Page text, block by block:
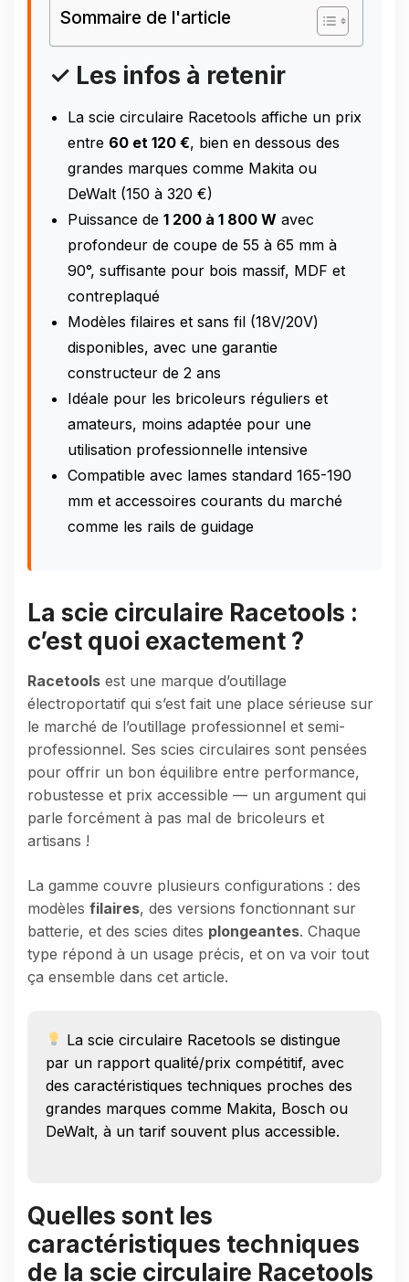
Sommaire de l'article
✓ Les infos à retenir
La scie circulaire Racetools affiche un prix
entre 60 et 120 €, bien en dessous des
grandes marques comme Makita ou
DeWalt (150 à 320 €)
Puissance de 1 200 à 1 800 W avec
profondeur de coupe de 55 à 65 mm à
90°, suffisante pour bois massif, MDF et
contreplaqué
Modèles filaires et sans fil (18V/20V)
disponibles, avec une garantie
constructeur de 2 ans
Idéale pour les bricoleurs réguliers et
amateurs, moins adaptée pour une
utilisation professionnelle intensive
Compatible avec lames standard 165-190
mm et accessoires courants du marché
comme les rails de guidage
La scie circulaire Racetools :
c’est quoi exactement ?
Racetools est une marque d’outillage
électroportatif qui s’est fait une place sérieuse sur
le marché de l’outillage professionnel et semi-
professionnel. Ses scies circulaires sont pensées
pour offrir un bon équilibre entre performance,
robustesse et prix accessible — un argument qui
parle forcément à pas mal de bricoleurs et
artisans !
La gamme couvre plusieurs configurations : des
modèles filaires, des versions fonctionnant sur
batterie, et des scies dites plongeantes. Chaque
type répond à un usage précis, et on va voir tout
ça ensemble dans cet article.
La scie circulaire Racetools se distingue
par un rapport qualité/prix compétitif, avec
des caractéristiques techniques proches des
grandes marques comme Makita, Bosch ou
DeWalt, à un tarif souvent plus accessible.
Quelles sont les
caractéristiques techniques
de la scie circulaire Racetools